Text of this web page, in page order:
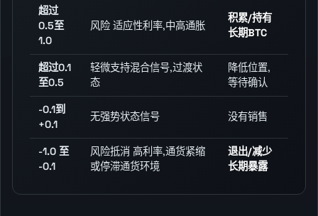
超过
0.5至
1.0
风险 适应性利率,中高通胀
积累/持有
长期BTC
超过0.1
至0.5
轻微支持混合信号,过渡状
态
降低位置,
等待确认
-0.1到
+0.1
无强势状态信号 没有销售
-1.0 至
-0.1
风险抵消 高利率,通货紧缩
或停滞通货环境
退出/减少
长期暴露